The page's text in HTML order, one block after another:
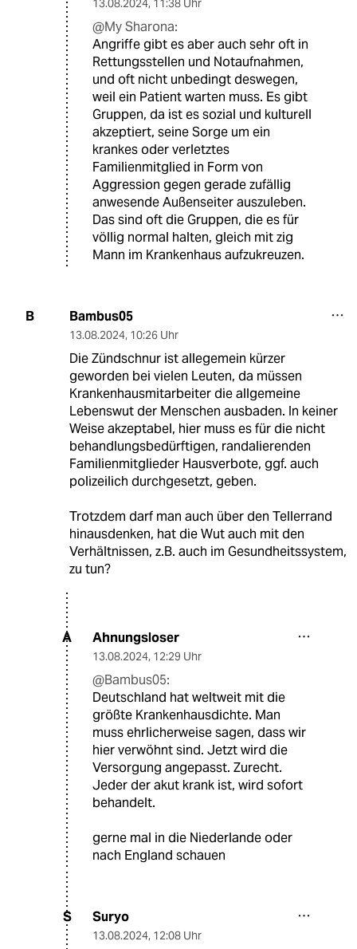
13.08.2024, 11:38 Uhr
@My Sharona:
Angriffe gibt es aber auch sehr oft in
Rettungsstellen und Notaufnahmen,
und oft nicht unbedingt deswegen,
weil ein Patient warten muss. Es gibt
Gruppen, da ist es sozial und kulturell
akzeptiert, seine Sorge um ein
krankes oder verletztes
Familienmitglied in Form von
Aggression gegen gerade zufällig
anwesende Außenseiter auszuleben.
Das sind oft die Gruppen, die es für
völlig normal halten, gleich mit zig
Mann im Krankenhaus aufzukreuzen.
B Bambus05
13.08.2024, 10:26 Uhr
Die Zündschnur ist allegemein kürzer
geworden bei vielen Leuten, da müssen
Krankenhausmitarbeiter die allgemeine
Lebenswut der Menschen ausbaden. In keiner
Weise akzeptabel, hier muss es für die nicht
behandlungsbedürftigen, randalierenden
Familienmitglieder Hausverbote, ggf. auch
polizeilich durchgesetzt, geben.
Trotzdem darf man auch über den Tellerrand
hinausdenken, hat die Wut auch mit den
Verhältnissen, z.B. auch im Gesundheitssystem,
zu tun?
A Ahnungsloser
13.08.2024, 12:29 Uhr
@Bambus05:
Deutschland hat weltweit mit die
größte Krankenhausdichte. Man
muss ehrlicherweise sagen, dass wir
hier verwöhnt sind. Jetzt wird die
Versorgung angepasst. Zurecht.
Jeder der akut krank ist, wird sofort
behandelt.
gerne mal in die Niederlande oder
nach England schauen
S Suryo
13.08.2024, 12:08 Uhr